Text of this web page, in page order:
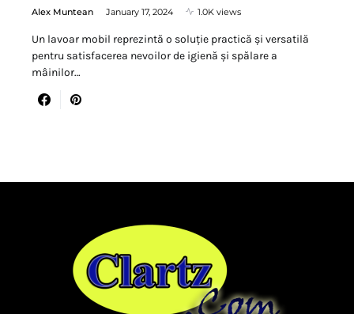
Alex Muntean January 17, 2024 1.0K views
Un lavoar mobil reprezintă o soluție practică și versatilă
pentru satisfacerea nevoilor de igienă și spălare a
mâinilor…